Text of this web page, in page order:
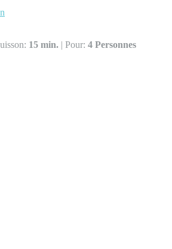
15 min. | Pour: 4 Personnes